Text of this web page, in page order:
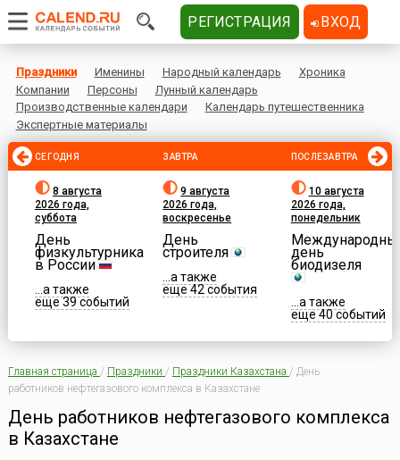
Праздники Именины Народный календарь
Хроника
Компании
Персоны
Лунный календарь
Производственные календари
Календарь путешественника
Экспертные материалы
СЕГОДНЯ
8 августа
2026 года,
суббота
День
физкультурника
в России
...а также
еще 39 событий
ЗАВТРА
9 августа
2026 года,
воскресенье
День
строителя
...а также
еще 42 события
ПОСЛЕЗАВТРА
10 августа
2026 года,
понедельник
день
биодизеля
...а также
еще 40 событий
Главная страница / Праздники / Праздники Казахстана / День
работников нефтегазового комплекса в Казахстане
День работников нефтегазового комплекса
в Казахстане
РЕГИСТРАЦИЯ ВХОД